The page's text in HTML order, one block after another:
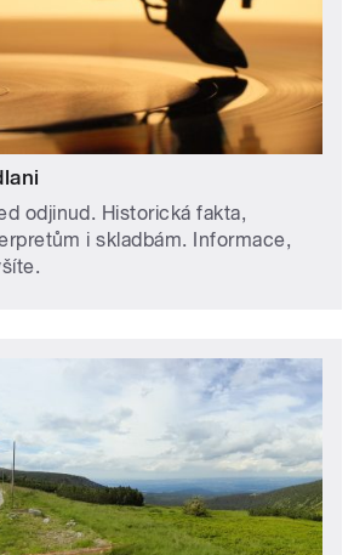
odjinud. Historická fakta,
i skladbám. Informace,